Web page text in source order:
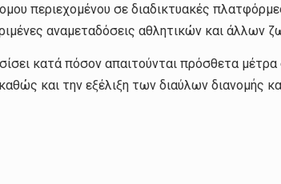
περιεχομένου σε διαδικτυακές
αναμεταδόσεις αθλητικών και
κατά πόσον απαιτούνται πρόσθετα
και την εξέλιξη των διαύλων διανομής